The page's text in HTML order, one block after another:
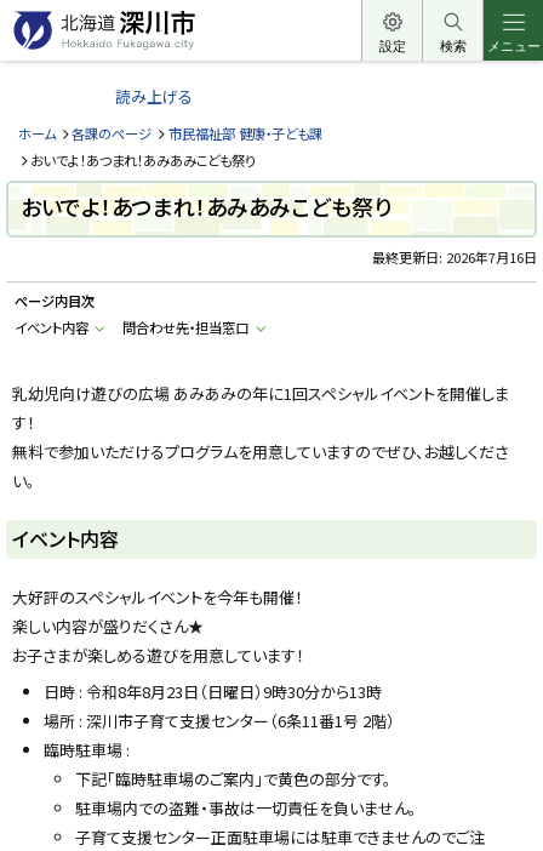
本
文
へ
ー
北
道
深
川
市
H
k
a
d
u
k
a
a
w
a
i
t
y
設定 検索 メニュー
読み上げる
ホーム 各課のページ
市民福祉部 健康・子ども課
おいでよ！あつまれ！あみあみこども祭り
おいでよ！あつまれ！あみあみこども祭り
最終更新日: 2026年7月16日
ページ内目次
イベント内容
問合わせ先・担当窓口
乳幼児向け遊びの広場 あみあみの年に1回スペシャルイベントを開催しま
す！
無料で参加いただけるプログラムを用意していますのでぜひ、お越しくださ
い。
イベント内容
大好評のスペシャルイベントを今年も開催！
楽しい内容が盛りだくさん★
お子さまが楽しめる遊びを用意しています！
日時 : 令和8年8月23日（日曜日）9時30分から13時
場所 : 深川市子育て支援センター（6条11番1号 2階）
臨時駐車場 :
下記「臨時駐車場のご案内」で黄色の部分です。
駐車場内での盗難・事故は一切責任を負いません。
子育て支援センター正面駐車場には駐車できませんのでご注